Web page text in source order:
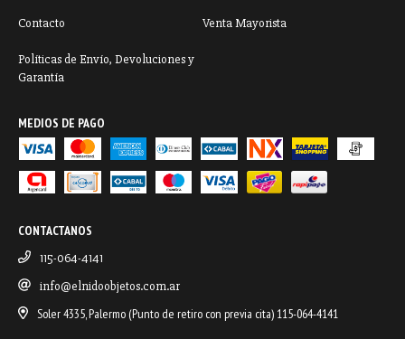
Contacto Venta Mayorista
Políticas de Envío, Devoluciones y
Garantía
MEDIOS DE PAGO
CONTACTANOS
115-064-4141
info@elnidoobjetos.com.ar
Soler 4335, Palermo (Punto de retiro con previa cita) 115-064-4141